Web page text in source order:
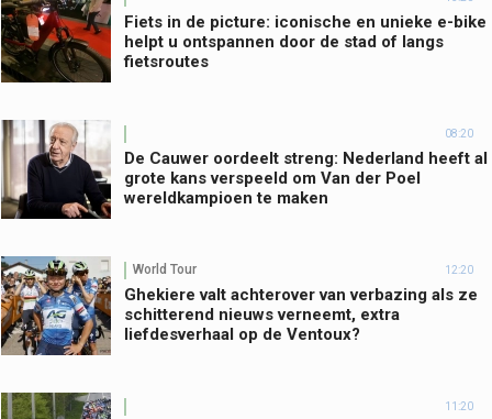
Fiets in de picture: iconische en unieke e-bike
helpt u ontspannen door de stad of langs
fietsroutes
08:20
De Cauwer oordeelt streng: Nederland heeft al
grote kans verspeeld om Van der Poel
wereldkampioen te maken
World Tour 12:20
Ghekiere valt achterover van verbazing als ze
schitterend nieuws verneemt, extra
liefdesverhaal op de Ventoux?
11:20